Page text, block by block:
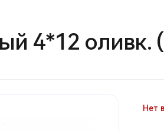
4*12 оливк.
Нет